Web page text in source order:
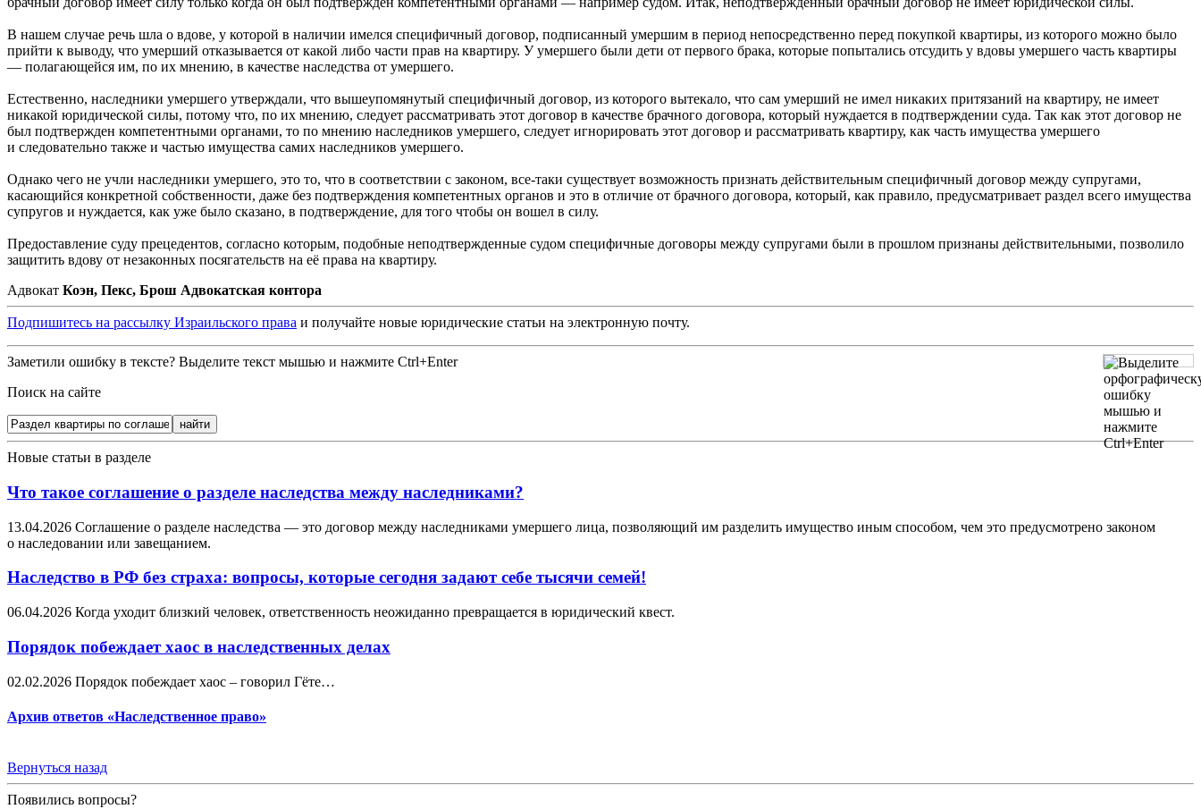
В нашем случае речь шла о вдове, у которой в наличии имелся специфичный договор, подписанный умершим в период непосредственно перед покупкой квартиры, из которого можно было
прийти к выводу, что умерший отказывается от какой либо части прав на квартиру. У умершего были дети от первого брака, которые попытались отсудить у вдовы умершего часть квартиры
— полагающейся им, по их мнению, в качестве наследства от умершего.
Естественно, наследники умершего утверждали, что вышеупомянутый специфичный договор, из которого вытекало, что сам умерший не имел никаких притязаний на квартиру, не имеет
никакой юридической силы, потому что, по их мнению, следует рассматривать этот договор в качестве брачного договора, который нуждается в подтверждении суда. Так как этот договор не
был подтвержден компетентными органами, то по мнению наследников умершего, следует игнорировать этот договор и рассматривать квартиру, как часть имущества умершего
и следовательно также и частью имущества самих наследников умершего.
Однако чего не учли наследники умершего, это то, что в соответствии с законом, все-таки существует возможность признать действительным специфичный договор между супругами,
касающийся конкретной собственности, даже без подтверждения компетентных органов и это в отличие от брачного договора, который, как правило, предусматривает раздел всего имущества
супругов и нуждается, как уже было сказано, в подтверждение, для того чтобы он вошел в силу.
Предоставление суду прецедентов, согласно которым, подобные неподтвержденные судом специфичные договоры между супругами были в прошлом признаны действительными, позволило
защитить вдову от незаконных посягательств на её права на квартиру.
Адвокат Коэн, Пекс, Брош Адвокатская контора
Подпишитесь на рассылку Израильского права и получайте новые юридические статьи на электронную почту.
Заметили ошибку в тексте? Выделите текст мышью и нажмите Ctrl+Enter
Поиск на сайте
Новые статьи в разделе
Что такое соглашение о разделе наследства между наследниками?
13.04.2026 Соглашение о разделе наследства — это договор между наследниками умершего лица, позволяющий им разделить имущество иным способом, чем это предусмотрено законом
о наследовании или завещанием.
Наследство в РФ без страха: вопросы, которые сегодня задают себе тысячи семей!
06.04.2026 Когда уходит близкий человек, ответственность неожиданно превращается в юридический квест.
Порядок побеждает хаос в наследственных делах
02.02.2026 Порядок побеждает хаос – говорил Гёте…
Архив ответов «Наследственное право»
Вернуться назад
Появились вопросы?